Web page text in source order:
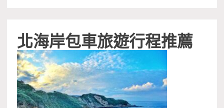
北海岸包車旅遊行程推薦